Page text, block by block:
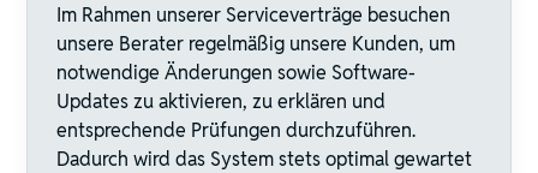
Im Rahmen unserer Serviceverträge besuchen
unsere Berater regelmäßig unsere Kunden, um
notwendige Änderungen sowie Software-
Updates zu aktivieren, zu erklären und
entsprechende Prüfungen durchzuführen.
Dadurch wird das System stets optimal gewartet